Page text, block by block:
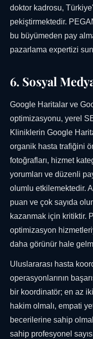
doktor kadrosu,
pekiştirmektedir.
bu büyümeden pay
pazarlama expertizi
6. Sosyal
Google Haritalar ve
optimizasyonu, yerel
Kliniklerin Google
organik hasta trafiğini
fotoğrafları, hizmet
yorumları ve düzenli
olumlu etkilemektedir.
puan ve çok sayıda
kazanmak için kritiktir.
optimizasyon
daha görünür hale
Uluslararası hasta
operasyonlarının
bir koordinatör; en az
hakim olmalı, empati
becerilerine sahip
sahip profesyonel